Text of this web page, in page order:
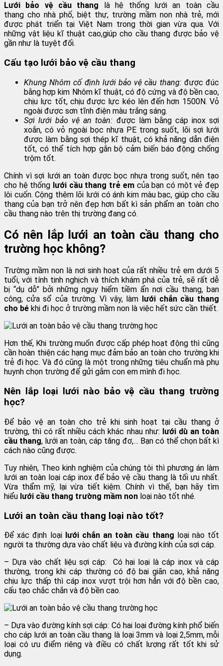
Lưới bảo vệ cầu thang là hệ thống lưới an toàn cầu
thang cho nhà phố, biệt thự, trường mầm non nhà trẻ, mới
được phát triển tại Việt Nam trong thời gian vừa qua. Với
những vật liệu kĩ thuật cao,giúp cho cầu thang được bảo vệ
gần như là tuyệt đối.
Cấu tạo lưới bảo vệ cầu thang
Khung Nhôm cố định lưới bảo vệ cầu thang:được đúc
bằng hợp kim Nhôm kĩ thuật, có độ cứng và độ bền cao,
chịu lực tốt, chịu được lực kéo lên đến hơn 1500N. Vỏ
ngoài được sơn tĩnh điện màu trắng sáng.
Sợi lưới bảo vệ an toàn: được làm bằng cáp inox sợi
xoắn, có vỏ ngoài bọc nhựa PE trong suốt, lõi sợi lưới
được làm bằng sợi thép kĩ thuật, có khả năng dẫn điện
tốt, có thể tích hợp gắn bộ cảm biến báo động chống
trộm tốt.
Chính vì sợi lưới an toàn được bọc nhựa trong suốt, nên tạo
cho hệ thống lưới cầu thang trẻ em của bạn có một vẻ đẹp
lôi cuốn. Cộng thêm lõi lưới có ánh kim màu bạc, giúp cho cầu
thang của bạn trở nên đẹp hơn bất kì sản phẩm an toàn cho
cầu thang nào trên thị trường đang có.
Có nên lắp lưới an toàn cầu thang cho
trường học không?
Trường mầm non là nơi sinh hoạt của rất nhiều trẻ em dưới 5
tuổi, với tính tinh nghịch và thích khám phá của trẻ, sẽ rất dễ
bị “dụ dỗ” bởi những nguy hiểm tiềm ẩn nơi cầu thang, ban
công, cửa sổ của trường. Vì vậy, làm
lưới chắn cầu thang
cho bé khi đi học ở trường mầm non là việc hết sức cần thiết.
Hơn thế, Khi trường muốn được cấp phép hoạt động thì cũng
cần hoàn thiện các hạng mục đảm bảo an toàn cho trường khi
trẻ đi học. Và đó cũng là một trong những tiêu chuẩn mà phụ
huynh chọn trường để gửi gắm con em mình đi học.
Nên lắp loại lưới nào bảo vệ cầu thang trường
học?
Để bảo vệ an toàn cho trẻ khi sinh hoạt tại cầu thang ở
trường, thì có rất nhiều cách khác nhau như: lưới dù an toàn
cầu thang, lưới an toàn, cáp tăng đơ,… Bạn có thể chọn bất kì
cách nào cũng được.
Tuy nhiên, Theo kinh nghiệm của chúng tôi thì phương án làm
lưới an toàn loại cáp inox để bảo vệ cầu thang là tối ưu nhất.
Vừa thẩm mỹ, lại vừa tiết kiệm. Chính vì thế, bạn hãy tìm
hiểu lưới cầu thang trường mầm non loại nào tốt nhé.
Lưới an toàn cầu thang loại nào tốt?
Để xác định loại lưới chắn an toàn cầu thang loại nào tốt
người ta thường dựa vào chất liệu và đường kính của sợi cáp.
– Dựa vào chất liệu sợi cáp: Có hai loại là cáp inox và cáp
thường, trong khi cáp thường có độ bai giãn cao, khả năng
chịu lực thấp thì cáp inox vượt trội hơn hẳn với độ bền cao,
cấu tạo chắc chắn và độ bền cao.
– Dựa vào đường kính sợi cáp: Có hai loại đường kính phổ biến
cho cáp lưới an toàn cầu thang là loại 3mm và loại 2,5mm, mỗi
loại có ưu điểm riêng và điều có chất lượng rất tốt khi sử
dụng.